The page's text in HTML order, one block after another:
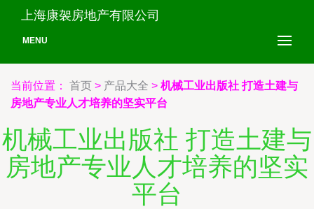
上海康袈房地产有限公司
MENU
当前位置： 首页 > 产品大全 > 机械工业出版社 打造土建与
房地产专业人才培养的坚实平台
机械工业出版社 打造土建与
房地产专业人才培养的坚实
平台